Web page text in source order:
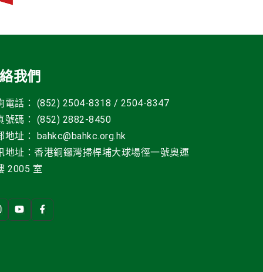
我們
電話： (852) 2504-8318 / 2504-8347
號碼： (852) 2882-8450
地址 ： bahkc@bahkc.org.hk
地址：香港銅鑼灣掃桿埔大球場徑一號奧運
2005 室